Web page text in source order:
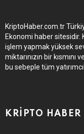
KriptoHaber.com.tr
Ekonomi haber
işlem yapmak yüksek
miktarınızın bir
bu sebeple tüm
KRIPTO HABER